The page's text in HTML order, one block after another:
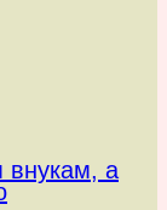
внукам, а